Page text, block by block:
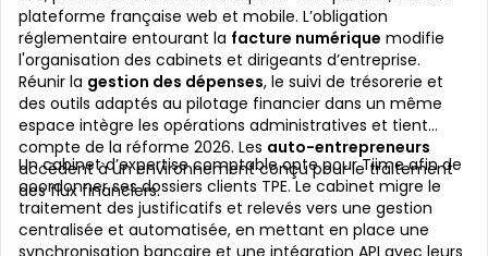
plateforme française web et mobile. L’obligation
réglementaire entourant la facture numérique modifie
l'organisation des cabinets et dirigeants d’entreprise.
Réunir la gestion des dépenses, le suivi de trésorerie et
des outils adaptés au pilotage financier dans un même
espace intègre les opérations administratives et tient
compte de la réforme 2026. Les auto-entrepreneurs
accèdent à un environnement conçu pour le traitement
des flux financiers.
Un cabinet d’expertise comptable opte pour Tiime afin de
coordonner ses dossiers clients TPE. Le cabinet migre le
traitement des justificatifs et relevés vers une gestion
centralisée et automatisée, en mettant en place une
synchronisation bancaire et une intégration API avec leurs